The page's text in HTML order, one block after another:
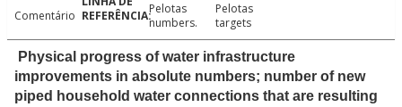
Comentário
Pelotas
numbers.
Pelotas
targets
Physical progress of water infrastructure
improvements in absolute numbers; number of new
piped household water connections that are resulting